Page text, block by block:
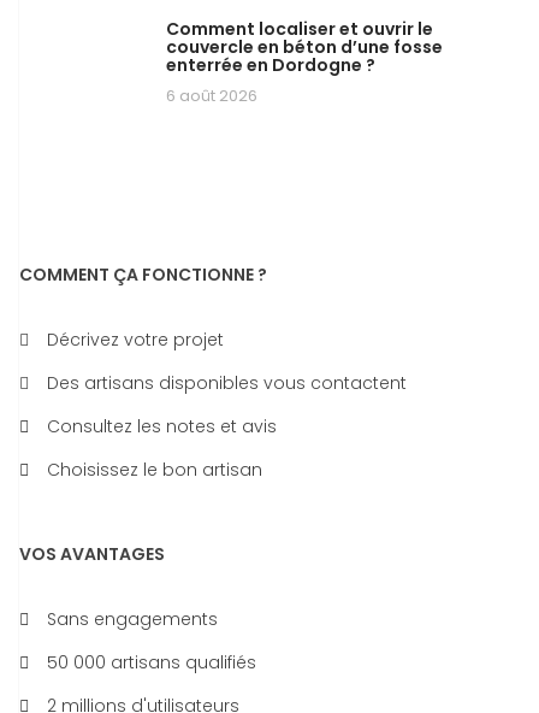
Comment localiser et ouvrir le
couvercle en béton d’une fosse
enterrée en Dordogne ?
6 août 2026
COMMENT ÇA FONCTIONNE ?
Décrivez votre projet
Des artisans disponibles vous contactent
Consultez les notes et avis
Choisissez le bon artisan
VOS AVANTAGES
Sans engagements
50 000 artisans qualifiés
2 millions d'utilisateurs